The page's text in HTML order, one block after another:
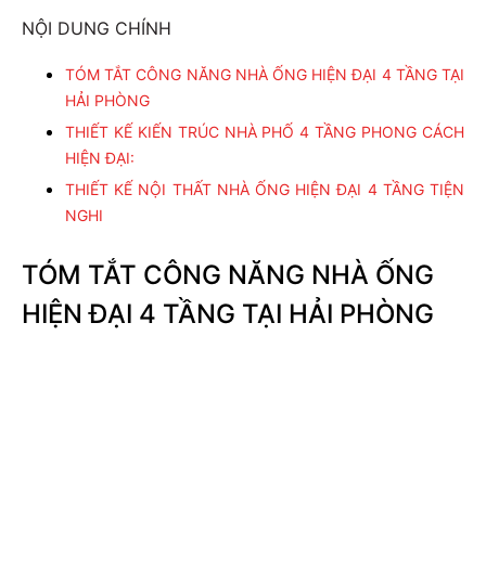
NỘI DUNG CHÍNH
TÓM TẮT CÔNG NĂNG NHÀ ỐNG HIỆN ĐẠI 4 TẦNG TẠI
HẢI PHÒNG
THIẾT KẾ KIẾN TRÚC NHÀ PHỐ 4 TẦNG PHONG CÁCH
HIỆN ĐẠI:
THIẾT KẾ NỘI THẤT NHÀ ỐNG HIỆN ĐẠI 4 TẦNG TIỆN
NGHI
TÓM TẮT CÔNG NĂNG NHÀ ỐNG
HIỆN ĐẠI 4 TẦNG TẠI HẢI PHÒNG